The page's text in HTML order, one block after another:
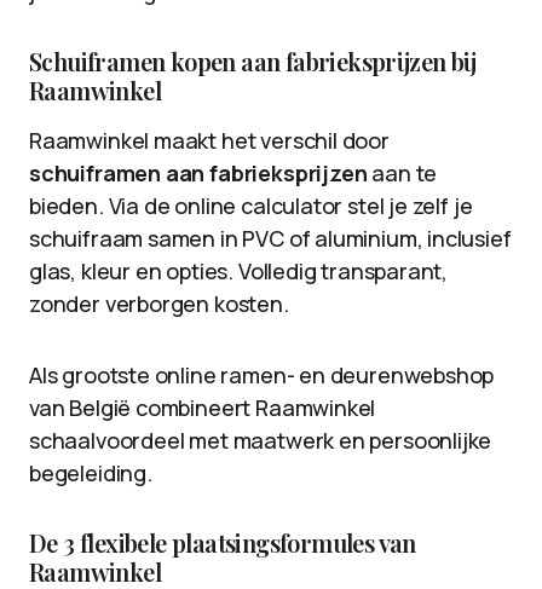
Schuiframen kopen aan fabrieksprijzen bij
Raamwinkel
Raamwinkel maakt het verschil door
schuiframen aan fabrieksprijzen aan te
bieden. Via de online calculator stel je zelf je
schuifraam samen in PVC of aluminium, inclusief
glas, kleur en opties. Volledig transparant,
zonder verborgen kosten.
Als grootste online ramen- en deurenwebshop
van België combineert Raamwinkel
schaalvoordeel met maatwerk en persoonlijke
begeleiding.
De 3 flexibele plaatsingsformules van
Raamwinkel